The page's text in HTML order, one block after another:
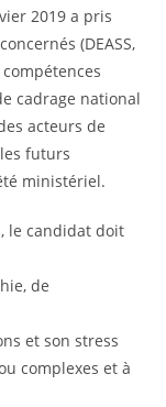
2019 a pris
(DEASS,
compétences
cadrage national
acteurs de
futurs
ministériel.
le candidat doit
de
et son stress
complexes et à